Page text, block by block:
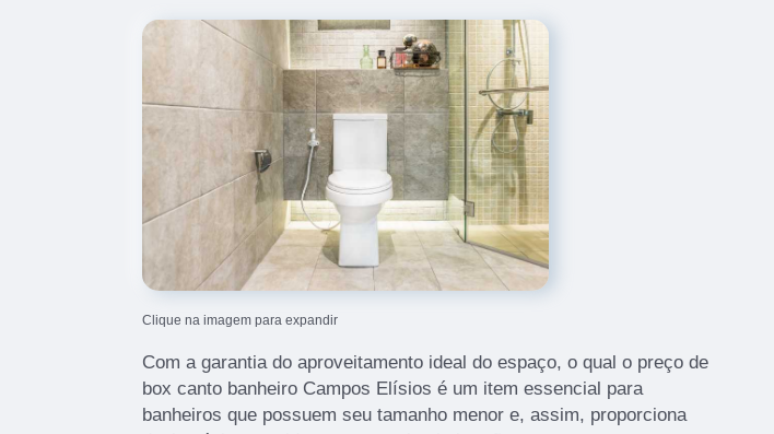
Clique na imagem para expandir
Com a garantia do aproveitamento ideal do espaço, o qual o preço de
box canto banheiro Campos Elísios é um item essencial para
banheiros que possuem seu tamanho menor e, assim, proporciona